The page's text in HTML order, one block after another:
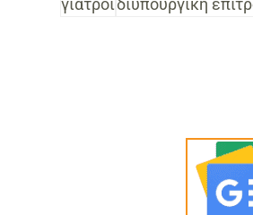
γιατροίδιυπουργική